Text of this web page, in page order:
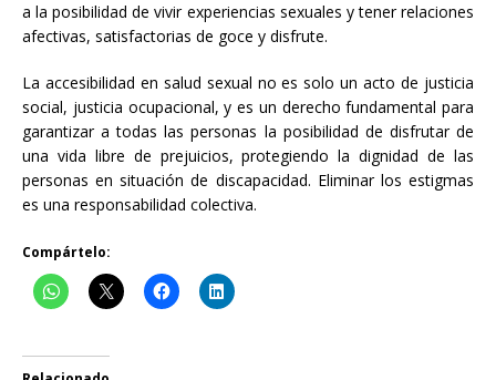
a la posibilidad de vivir experiencias sexuales y tener relaciones
afectivas, satisfactorias de goce y disfrute.
La accesibilidad en salud sexual no es solo un acto de justicia
social, justicia ocupacional, y es un derecho fundamental para
garantizar a todas las personas la posibilidad de disfrutar de
una vida libre de prejuicios, protegiendo la dignidad de las
personas en situación de discapacidad. Eliminar los estigmas
es una responsabilidad colectiva.
Compártelo: